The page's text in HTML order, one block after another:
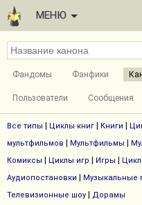
МЕНЮ
Фандомы Фанфики
Пользователи Сообщения
Все типы Циклы книг Книги
мультфильмов
Мультфильмы
Комиксы Циклы игр Игры
Аудиопостановки Музыкальные
Телевизионные шоу Дорамы